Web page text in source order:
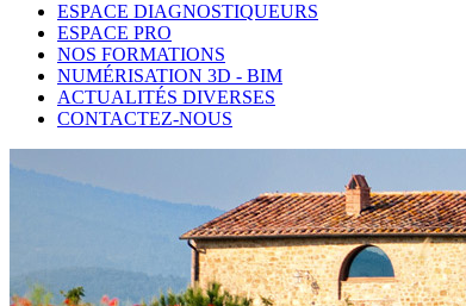
ESPACE DIAGNOSTIQUEURS
ESPACE PRO
NOS FORMATIONS
NUMÉRISATION 3D - BIM
ACTUALITÉS DIVERSES
CONTACTEZ-NOUS